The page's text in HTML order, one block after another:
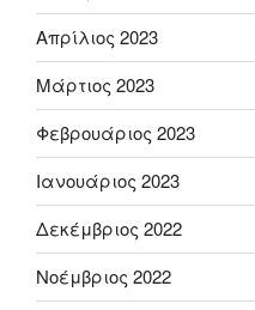
Απρίλιος 2023
Μάρτιος 2023
Φεβρουάριος 2023
Ιανουάριος 2023
Δεκέμβριος 2022
Νοέμβριος 2022